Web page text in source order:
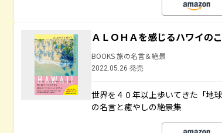
ＡＬＯＨＡを感じるハワイの
BOOKS 旅の名言＆絶景
2022.05.26 発売
世界を４０年以上歩いてきた「地
の名言と癒やしの絶景集